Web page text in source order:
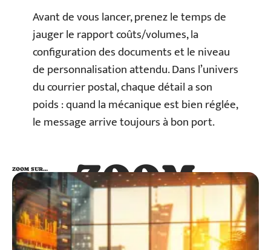
Avant de vous lancer, prenez le temps de
jauger le rapport coûts/volumes, la
configuration des documents et le niveau
de personnalisation attendu. Dans l’univers
du courrier postal, chaque détail a son
poids : quand la mécanique est bien réglée,
le message arrive toujours à bon port.
ZOOM
SUR…
ZOOM SUR…